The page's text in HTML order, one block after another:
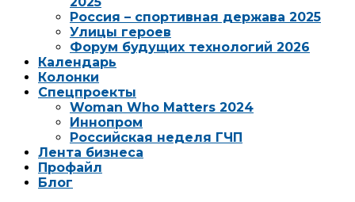
Россия – спортивная держава 2025
Улицы героев
Форум будущих технологий 2026
Календарь
Колонки
Спецпроекты
Woman Who Matters 2024
Иннопром
Российская неделя ГЧП
Лента бизнеса
Профайл
Блог